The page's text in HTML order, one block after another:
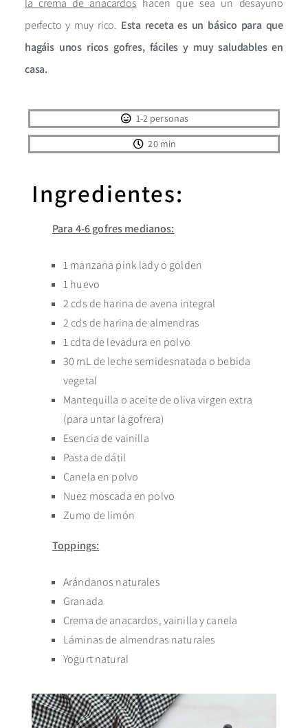
la crema de anacardos hacen que sea un desayuno
perfecto y muy rico. Esta receta es un básico para que
hagáis unos ricos gofres, fáciles y muy saludables en
casa.
1-2 personas
20 min
Ingredientes:
Para 4-6 gofres medianos:
1 manzana pink lady o golden
1 huevo
2 cds de harina de avena integral
2 cds de harina de almendras
1 cdta de levadura en polvo
30 mL de leche semidesnatada o bebida
vegetal
Mantequilla o aceite de oliva virgen extra
(para untar la gofrera)
Esencia de vainilla
Pasta de dátil
Canela en polvo
Nuez moscada en polvo
Zumo de limón
Toppings:
Arándanos naturales
Granada
Crema de anacardos, vainilla y canela
Láminas de almendras naturales
Yogurt natural